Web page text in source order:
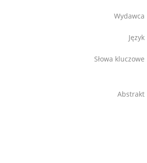
Wydawca
Język
Słowa kluczowe
Abstrakt